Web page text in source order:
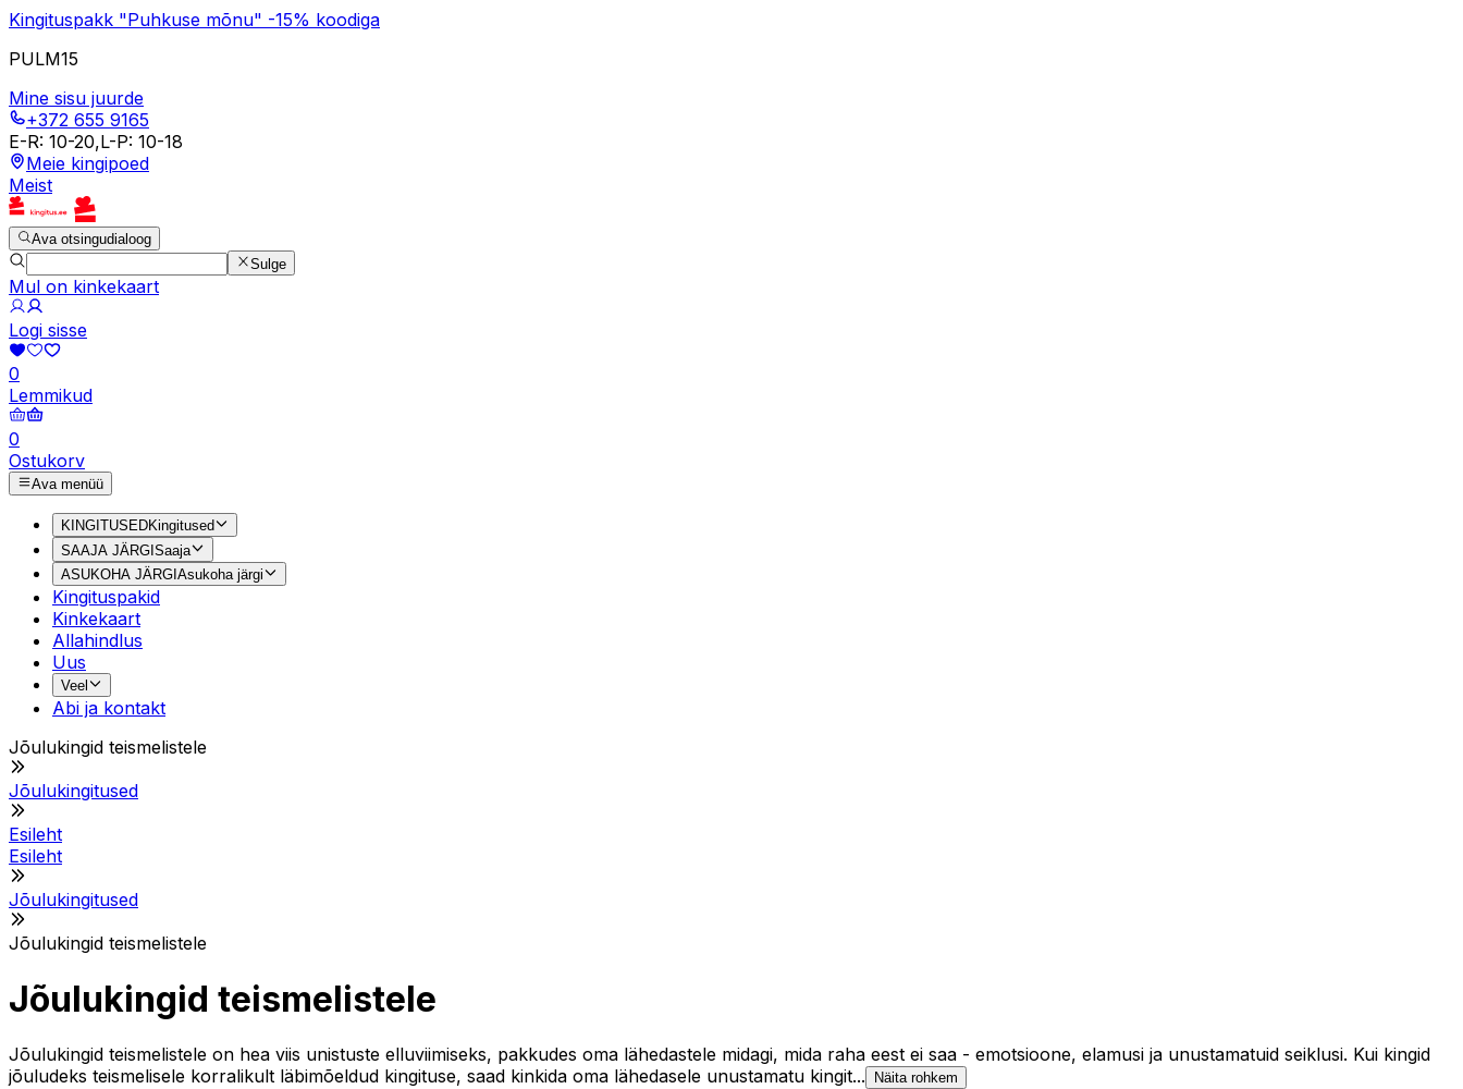
Kingituspakk "Puhkuse mõnu" -15% koodiga
PULM15
Mine sisu juurde
+372 655 9165
E-R: 10-20,L-P: 10-18
Meie kingipoed
Meist
Ava otsingudialoog
Sulge
Mul on kinkekaart
Logi sisse
0
Lemmikud
0
Ostukorv
Ava menüü
KINGITUSEDKingitused
SAAJA JÄRGISaaja
ASUKOHA JÄRGI Asukoha järgi
Kingituspakid
Kinkekaart
Allahindlus
Uus
Veel
Abi ja kontakt
Jõulukingid teismelistele
Jõulukingitused
Esileht
Esileht
Jõulukingitused
Jõulukingid teismelistele
Jõulukingid teismelistele
Jõulukingid teismelistele on hea viis unistuste elluviimiseks, pakkudes oma lähedastele midagi, mida raha eest ei saa - emotsioone, elamusi ja unustamatuid seiklusi. Kui kingid
jõuludeks teismelisele korralikult läbimõeldud kingituse, saad kinkida oma lähedasele unustamatu kingit...
Näita rohkem